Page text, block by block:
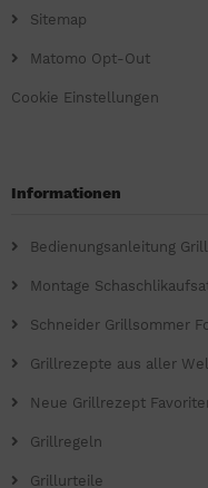
Sitemap
Matomo Opt-Out
Cookie Einstellungen
Informationen
Bedienungsanleitung
Montage
Schneider Grillsommer
Grillrezepte aus aller
Neue Grillrezept
Grillregeln
Grillurteile